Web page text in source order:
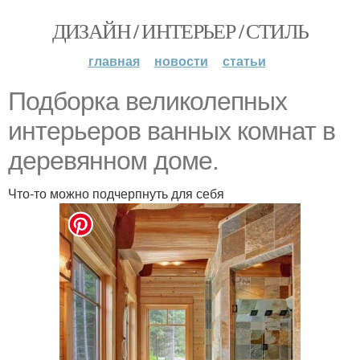
ДИЗАЙН / ИНТЕРЬЕР / СТИЛЬ
главная новости статьи
Подборка великолепных
интерьеров ванных комнат в
деревянном доме.
Что-то можно подчерпнуть для себя